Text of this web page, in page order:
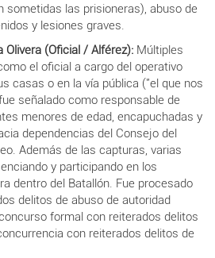
sometidas las prisioneras), abuso de
y lesiones graves.
Olivera (Oficial / Alférez): Múltiples
el oficial a cargo del operativo
casas o en la vía pública ("el que nos
señalado como responsable de
menores de edad, encapuchadas y
dependencias del Consejo del
Además de las capturas, varias
y participando en los
dentro del Batallón. Fue procesado
delitos de abuso de autoridad
formal con reiterados delitos
con reiterados delitos de